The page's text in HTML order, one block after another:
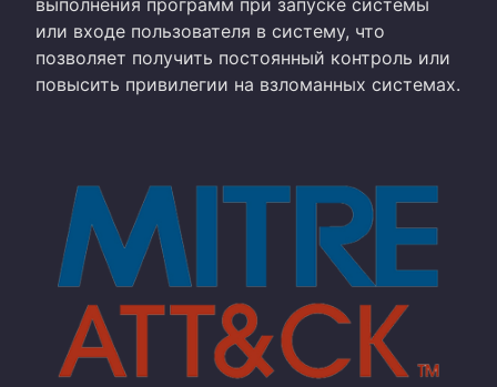
выполнения программ при запуске системы
или входе пользователя в систему, что
позволяет получить постоянный контроль или
повысить привилегии на взломанных системах.